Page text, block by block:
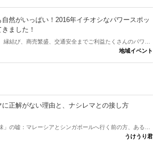
厩への足どりを伝える史跡がルート上に残されているのは
ンにあふれている。
自然がいっぱい！2016年イチオシなパワースポッ
きました！
縁結び、商売繁盛、交通安全までご利益たくさんのパワー
地域イベント
に正解がない理由と、ナシレマとの接し方
」の嘘：マレーシアとシンガポールへ行く前の方、あるい
方が、ナシレマ というナシレマ皿から両国の違いを味わ
うけうり君